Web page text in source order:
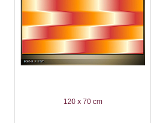
120 x 70 cm